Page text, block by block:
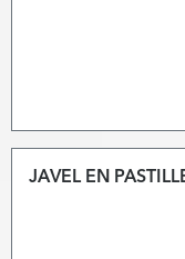
JAVEL EN